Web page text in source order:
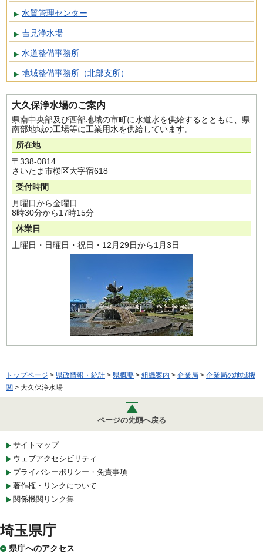
水質管理センター
吉見浄水場
水道整備事務所
地域整備事務所（北部支所）
大久保浄水場のご案内
県南中央部及び西部地域の市町に水道水を供給するとともに、県
南部地域の工場等に工業用水を供給しています。
所在地
〒338-0814
さいたま市桜区大字宿618
受付時間
月曜日から金曜日
8時30分から17時15分
休業日
土曜日・日曜日・祝日・12月29日から1月3日
トップページ > 県政情報・統計 > 県概要 > 組織案内 > 企業局 > 企業局の地域機
関 > 大久保浄水場
ページの先頭へ戻る
サイトマップ
ウェブアクセシビリティ
プライバシーポリシー・免責事項
著作権・リンクについて
関係機関リンク集
埼玉県庁
県庁へのアクセス